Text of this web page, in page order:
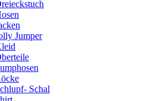
Jumper
Schal